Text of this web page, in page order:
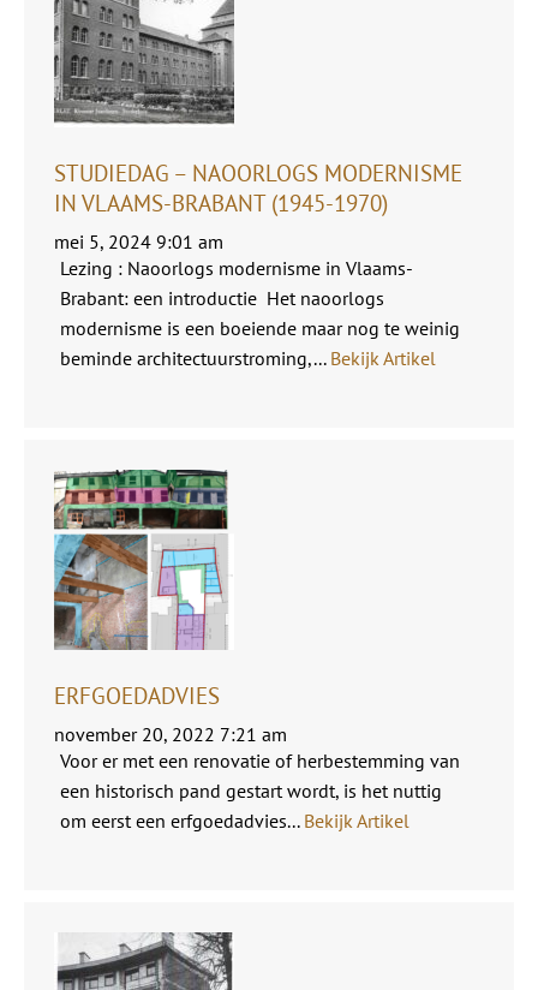
STUDIEDAG – NAOORLOGS MODERNISME
IN VLAAMS-BRABANT (1945-1970)
mei 5, 2024 9:01 am
Lezing : Naoorlogs modernisme in Vlaams-
Brabant: een introductie Het naoorlogs
modernisme is een boeiende maar nog te weinig
beminde architectuurstroming,... Bekijk Artikel
ERFGOEDADVIES
november 20, 2022 7:21 am
Voor er met een renovatie of herbestemming van
een historisch pand gestart wordt, is het nuttig
om eerst een erfgoedadvies... Bekijk Artikel